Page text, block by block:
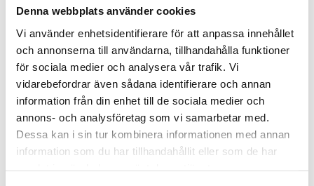
Denna webbplats använder cookies
Vi använder enhetsidentifierare för att anpassa innehållet
och annonserna till användarna, tillhandahålla funktioner
för sociala medier och analysera vår trafik. Vi
vidarebefordrar även sådana identifierare och annan
information från din enhet till de sociala medier och
annons- och analysföretag som vi samarbetar med.
Dessa kan i sin tur kombinera informationen med annan
information som du har tillhandahållit eller som de har
Julia Abrahamsson
Auktoriserad Redovisningskonsult
Srf
Certifierad Affärsrådgivare
AJC Konsulten AB
Åkersberga
Telefon
070-304 22 10
E-post